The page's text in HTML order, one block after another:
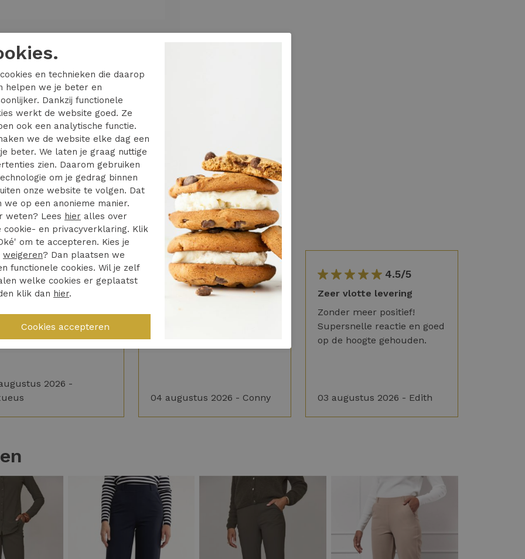
trousers 94812
was
drogen
lage temperatuur
5/5
besteld zaterdag in
fijne ervaring
2026 -
4/5
Snelle levering
04 augustus 2026 - Conny
4.5/5
Zeer vlotte levering
Zonder meer positief!
Supersnelle reactie en goed
op de hoogte gehouden.
03 augustus 2026 - Edith
en technieken die daarop
helpen we je beter en
Dankzij functionele
werkt de website goed. Ze
ook een analytische functie.
we de website elke dag een
beter. We laten je graag nuttige
zien. Daarom gebruiken
om je gedrag binnen
onze website te volgen. Dat
we op een anonieme manier.
weten? Lees hier alles over
cookie- en privacyverklaring. Klik
om te accepteren. Kies je
weigeren? Dan plaatsen we
functionele cookies. Wil je zelf
welke cookies er geplaatst
klik dan hier.